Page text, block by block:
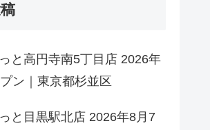
と高円寺南5丁目店 2026年
ン｜東京都杉並区
と目黒駅北店 2026年8月7